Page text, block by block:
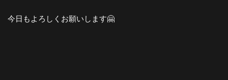
今日もよろしくお願いします🤗